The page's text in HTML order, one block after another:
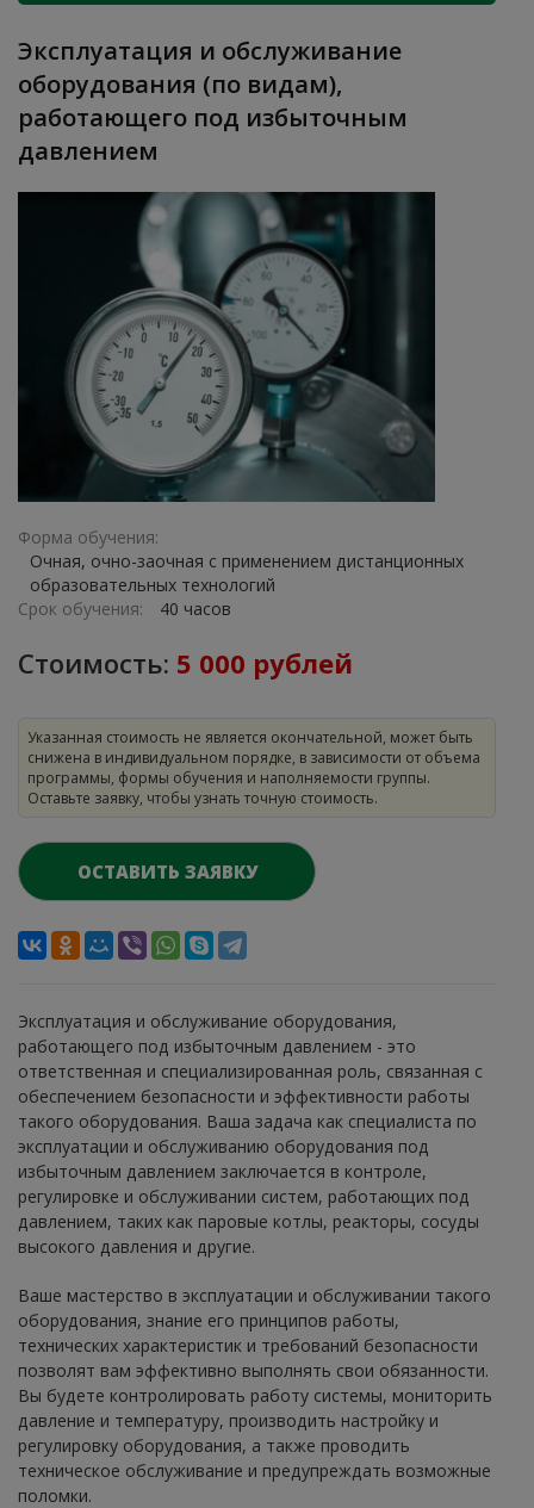
Эксплуатация и обслуживание
оборудования (по видам),
работающего под избыточным
давлением
Форма обучения:
Очная, очно-заочная с применением дистанционных
образовательных технологий
Срок обучения:
40 часов
Стоимость: 5 000 рублей
Указанная стоимость не является окончательной, может быть
снижена в индивидуальном порядке, в зависимости от объема
программы, формы обучения и наполняемости группы.
Оставьте заявку, чтобы узнать точную стоимость.
ОСТАВИТЬ ЗАЯВКУ
Эксплуатация и обслуживание оборудования,
работающего под избыточным давлением - это
ответственная и специализированная роль, связанная с
обеспечением безопасности и эффективности работы
такого оборудования. Ваша задача как специалиста по
эксплуатации и обслуживанию оборудования под
избыточным давлением заключается в контроле,
регулировке и обслуживании систем, работающих под
давлением, таких как паровые котлы, реакторы, сосуды
высокого давления и другие.
Ваше мастерство в эксплуатации и обслуживании такого
оборудования, знание его принципов работы,
технических характеристик и требований безопасности
позволят вам эффективно выполнять свои обязанности.
Вы будете контролировать работу системы, мониторить
давление и температуру, производить настройку и
регулировку оборудования, а также проводить
техническое обслуживание и предупреждать возможные
поломки.